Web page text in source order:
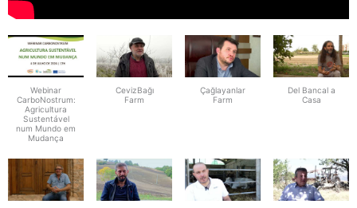
Webinar
CarboNostrum:
Agricultura
Sustentável
num Mundo em
Mudança
CevizBağı
Farm
Çağlayanlar
Farm
Del Bancal a
Casa